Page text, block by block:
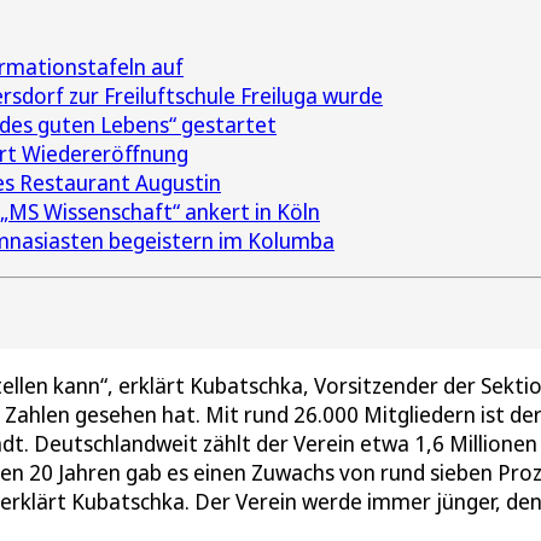
auf
zur Freiluftschule Freiluga wurde
guten Lebens“ gestartet
Wiedereröffnung
Restaurant Augustin
Wissenschaft“ ankert in Köln
begeistern im Kolumba
kann“, erklärt Kubatschka, Vorsitzender der
gesehen hat. Mit rund 26.000 Mitgliedern ist der
Deutschlandweit zählt der Verein etwa 1,6 Millionen
20 Jahren gab es einen Zuwachs von rund sieben
Kubatschka. Der Verein werde immer jünger,